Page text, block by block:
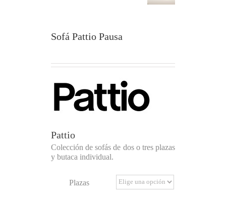
Sofá Pattio Pausa
Pattio
Colección de sofás de dos o tres plazas
y butaca individual.
Plazas